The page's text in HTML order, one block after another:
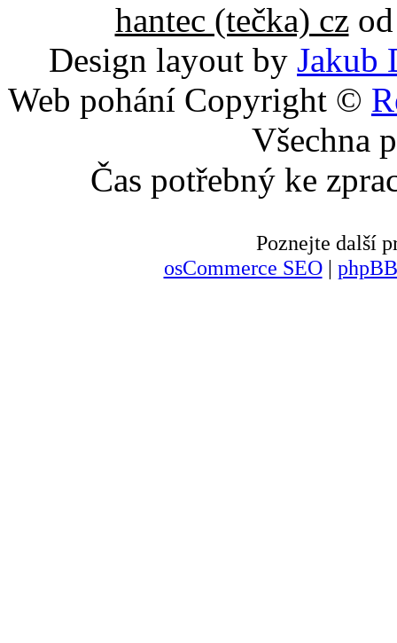
hantec (tečka) czod
Design layout by Jakub
Web pohání Copyright ©
Všechna
Čas potřebný ke
Poznejte další
osCommerce SEO|